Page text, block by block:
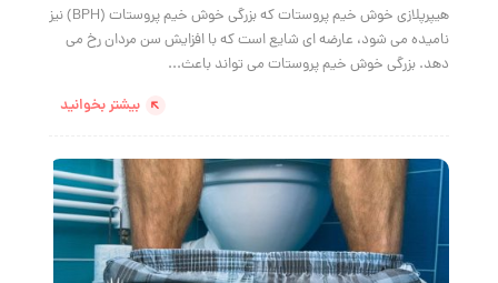
هیپرپلازی خوش خیم پروستات که بزرگی خوش خیم پروستات (BPH) نیز
نامیده می شود، عارضه ای شایع است که با افزایش سن مردان رخ می
دهد. بزرگی خوش خیم پروستات می تواند باعث...
بیشتر بخوانید